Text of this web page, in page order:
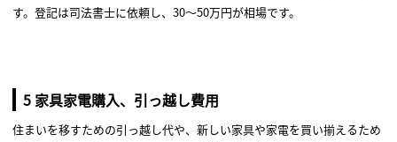
す。登記は司法書士に依頼し、30～50万円が相場です。
5 家具家電購入、引っ越し費用
住まいを移すための引っ越し代や、新しい家具や家電を買い揃えるため